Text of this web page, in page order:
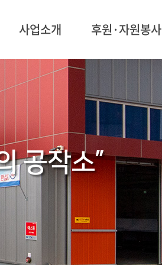
사업소개 후원·자원봉사
공작소”